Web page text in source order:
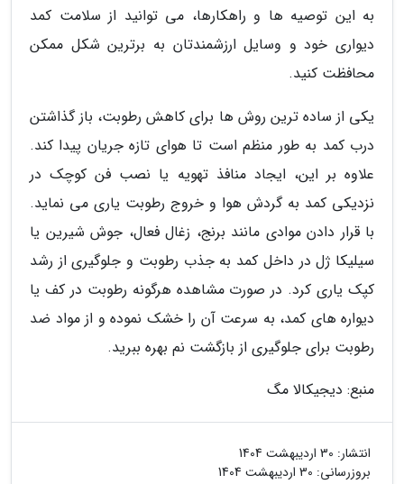
به این توصیه ها و راهکارها، می توانید از سلامت کمد
دیواری خود و وسایل ارزشمندتان به برترین شکل ممکن
محافظت کنید.
یکی از ساده ترین روش ها برای کاهش رطوبت، باز گذاشتن
درب کمد به طور منظم است تا هوای تازه جریان پیدا کند.
علاوه بر این، ایجاد منافذ تهویه یا نصب فن کوچک در
نزدیکی کمد به گردش هوا و خروج رطوبت یاری می نماید.
با قرار دادن موادی مانند برنج، زغال فعال، جوش شیرین یا
سیلیکا ژل در داخل کمد به جذب رطوبت و جلوگیری از رشد
کپک یاری کرد. در صورت مشاهده هرگونه رطوبت در کف یا
دیواره های کمد، به سرعت آن را خشک نموده و از مواد ضد
رطوبت برای جلوگیری از بازگشت نم بهره ببرید.
منبع: دیجیکالا مگ
انتشار: 30 اردیبهشت 1404
بروزرسانی: 30 اردیبهشت 1404